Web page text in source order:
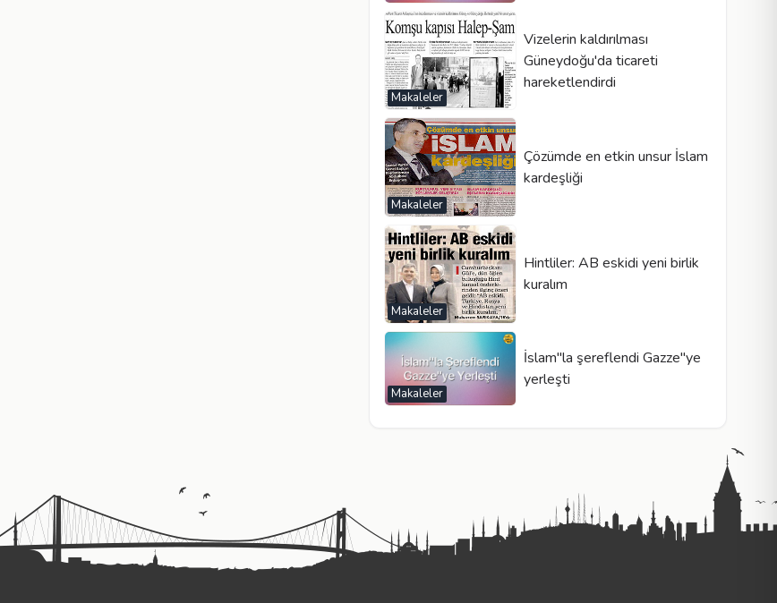
Makaleler
Vizelerin kaldırılması
Güneydoğu'da ticareti
hareketlendirdi
Makaleler
Çözümde en etkin unsur İslam
kardeşliği
Makaleler
Hintliler: AB eskidi yeni birlik
kuralım
Makaleler
İslam"la şereflendi Gazze"ye
yerleşti